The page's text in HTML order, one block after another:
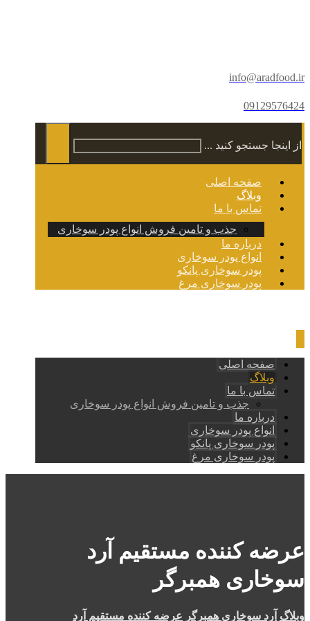
info@aradfood.ir
09129576424
از اینجا جستجو کنید ...
صفحه اصلی
وبلاگ
تماس با ما
جذب و تامین فروش انواع پودر سوخاری
درباره ما
انواع پودر سوخاری
پودر سوخاری پانکو
پودر سوخاری مرغ
صفحه اصلی
وبلاگ
تماس با ما
جذب و تامین فروش انواع پودر سوخاری
درباره ما
انواع پودر سوخاری
پودر سوخاری پانکو
پودر سوخاری مرغ
عرضه کننده مستقیم آرد
سوخاری همبرگر
وبلاگ آرد سوخاری همبرگر عرضه کننده مستقیم آرد